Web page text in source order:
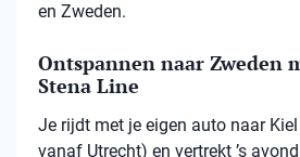
en Zweden.
Ontspannen naar Zweden
Stena Line
Je rijdt met je eigen auto naar
vanaf Utrecht) en vertrekt ’s